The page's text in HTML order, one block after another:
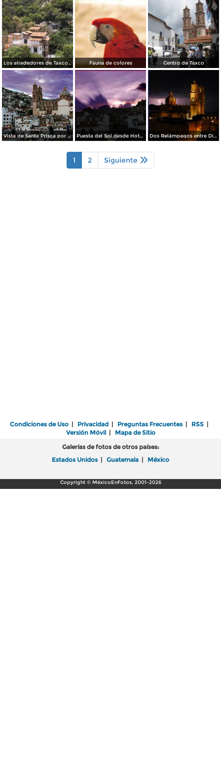
Los alrededores de Taxco desde el teleférico. Julio/2014 Fauna de colores Centro de Taxco
Vista de Santa Prisca por dia El Viernes Santo Puesta del Sol desde Hotel Casa Grande Dos Relámpagos entre Dios y la Parroquia de Santa Prisca
1 2 Siguiente
Condiciones de Uso | Privacidad | Preguntas Frecuentes | RSS |
Versión Móvil| Mapa de Sitio
Galerías de fotos de otros países:
Estados Unidos | Guatemala | México
Copyright © MéxicoEnFotos, 2001-2026